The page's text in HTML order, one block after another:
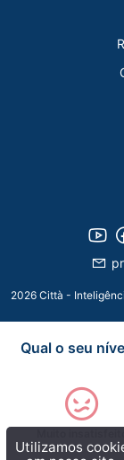
2026 Città -
Utilizamos
Qual o seu